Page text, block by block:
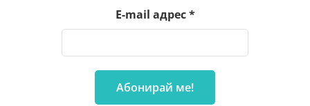
E-mail адрес*